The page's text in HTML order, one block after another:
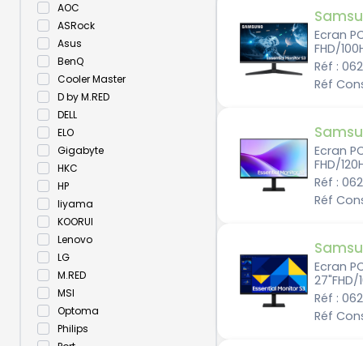
AOC
ASRock
Asus
BenQ
Cooler Master
D by M.RED
DELL
ELO
Gigabyte
HKC
HP
Iiyama
KOORUI
Lenovo
LG
M.RED
MSI
Optoma
Philips
Ecran
FHD/
Réf :
Réf
Ecran
FHD/
Réf :
Réf
Ecran
Réf :
Réf